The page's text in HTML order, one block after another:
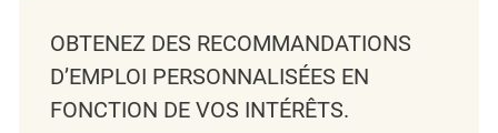
OBTENEZ DES RECOMMANDATIONS
D’EMPLOI PERSONNALISÉES EN
FONCTION DE VOS INTÉRÊTS.